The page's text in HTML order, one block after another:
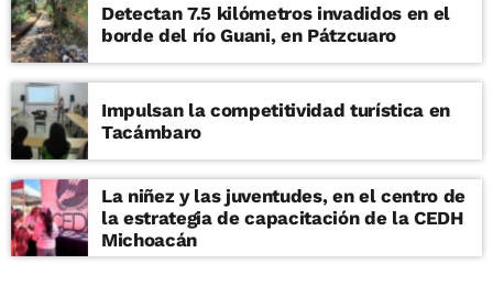
Detectan 7.5 kilómetros invadidos en el
borde del río Guani, en Pátzcuaro
Impulsan la competitividad turística en
Tacámbaro
La niñez y las juventudes, en el centro de
la estrategia de capacitación de la CEDH
Michoacán